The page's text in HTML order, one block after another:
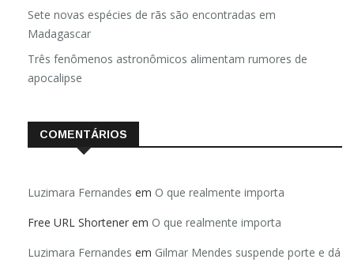
Sete novas espécies de rãs são encontradas em
Madagascar
Três fenômenos astronômicos alimentam rumores de
apocalipse
COMENTÁRIOS
Luzimara Fernandes em O que realmente importa
Free URL Shortener em O que realmente importa
Luzimara Fernandes em Gilmar Mendes suspende porte e dá